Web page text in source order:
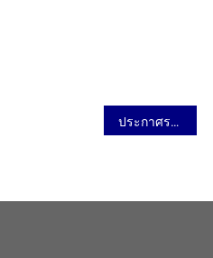
ประกาศรายชื่อนักศึกษาผู้ได้รับทุนสนับสนุนการศึกษาต่อในหลักสูตรวิทยาศาสตร์มหาบัณฑิต สาขาวิชาวิทยาศาสตร์และเทคโนโลยีศึกษา